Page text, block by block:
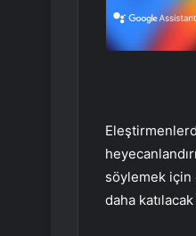
söylemek için
daha